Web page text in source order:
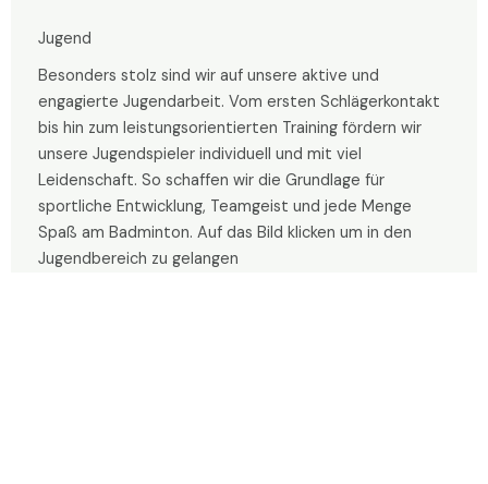
Jugend
Besonders stolz sind wir auf unsere aktive und
engagierte Jugendarbeit. Vom ersten Schlägerkontakt
bis hin zum leistungsorientierten Training fördern wir
unsere Jugendspieler individuell und mit viel
Leidenschaft. So schaffen wir die Grundlage für
sportliche Entwicklung, Teamgeist und jede Menge
Spaß am Badminton. Auf das Bild klicken um in den
Jugendbereich zu gelangen